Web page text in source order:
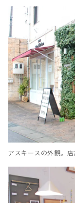
アスキースの外観。